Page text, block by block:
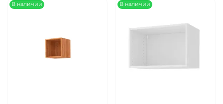
В наличии В наличии